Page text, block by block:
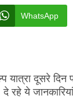
WhatsApp
यात्रा दूसरे दिन
रहे ये जानकारियां